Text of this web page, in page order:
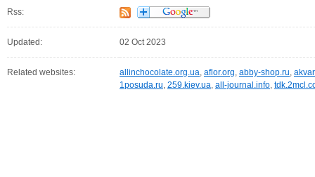
Rss:
Updated: 02 Oct 2023
Related websites: allinchocolate.org.ua, aflor.org, abby-shop.ru,
1posuda.ru, 259.kiev.ua, all-journal.info,